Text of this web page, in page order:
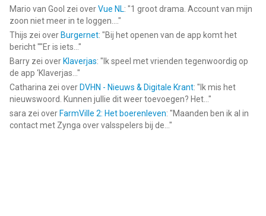
Mario van Gool zei overVue NL: "1 groot drama. Account van mijn
zoon niet meer in te loggen.... "
Thijs zei over Burgernet: "Bij het openen van de app komt het
bericht ""Er is iets... "
Barry zei over Klaverjas: " Ik speel met vrienden tegenwoordig op
de app ‘Klaverjas... "
Catharina zei over DVHN - Nieuws & Digitale Krant: " Ik mis het
nieuwswoord. Kunnen jullie dit weer toevoegen? Het... "
sara zei over FarmVille 2: Het boerenleven: "Maanden ben ik al in
contact met Zynga over valsspelers bij de... "